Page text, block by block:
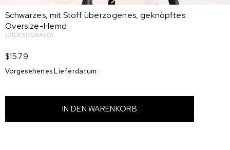
Schwarzes, mit Stoff überzogenes, geknöpftes
Oversize-Hemd
(21DX51028AL0)
$15.79
Vorgesehenes Lieferdatum :